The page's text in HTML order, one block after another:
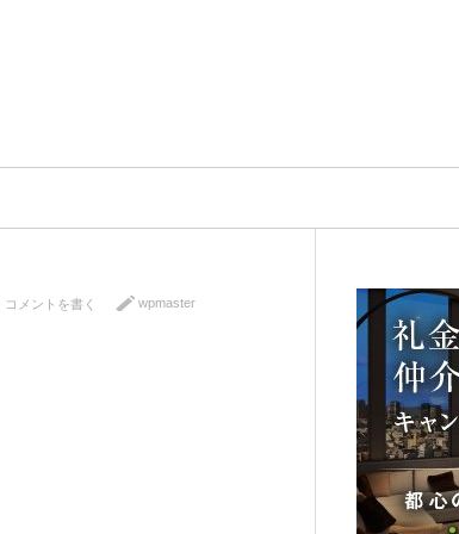
コメントを書く wpmaster